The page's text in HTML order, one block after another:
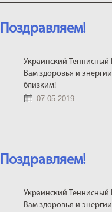
Поздравляем!
Украинский Теннисный
Вам здоровья и
близким!
07.05.2019
Поздравляем!
Украинский Теннисный
Вам здоровья и